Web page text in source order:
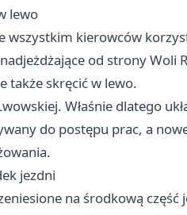
lewo
wszystkim kierowców
od strony Woli
także skręcić w lewo.
Właśnie dlatego
do postępu prac, a
jezdni
na środkową część